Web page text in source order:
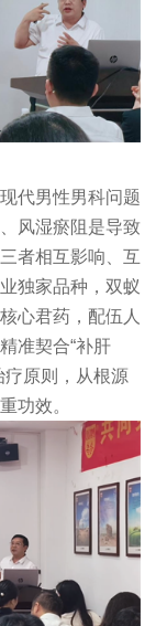
代男性男科问题
风湿瘀阻是导致
者相互影响、互
独家品种，双蚁
心君药，配伍人
准契合“补肝
疗原则，从根源
功效。